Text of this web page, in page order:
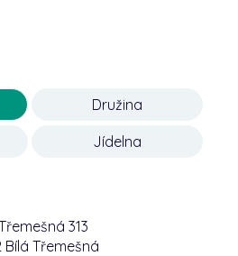
Družina
Jídelna
313
Bílá Třemešná